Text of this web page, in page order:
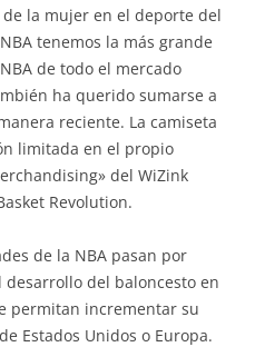
la mujer en el deporte del
tenemos la más grande
de todo el mercado
ha querido sumarse a
reciente. La camiseta
limitada en el propio
del WiZink
Revolution.
de la NBA pasan por
del baloncesto en
permitan incrementar su
Estados Unidos o Europa.